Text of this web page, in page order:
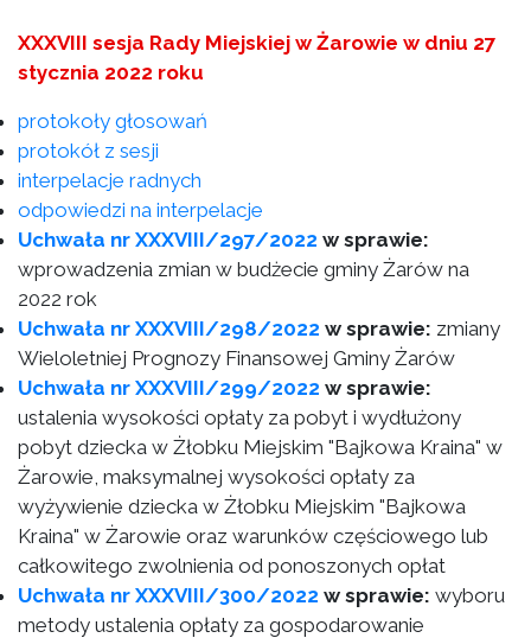
XXXVIII sesja Rady Miejskiej w Żarowie w dniu 27
stycznia 2022 roku
protokoły głosowań
protokół z sesji
interpelacje radnych
odpowiedzi na interpelacje
Uchwała nr XXXVIII/297/2022 w sprawie:
wprowadzenia zmian w budżecie gminy Żarów na
2022 rok
Uchwała nr XXXVIII/298/2022 w sprawie: zmiany
Wieloletniej Prognozy Finansowej Gminy Żarów
Uchwała nr XXXVIII/299/2022 w sprawie:
ustalenia wysokości opłaty za pobyt i wydłużony
pobyt dziecka w Żłobku Miejskim "Bajkowa Kraina" w
Żarowie, maksymalnej wysokości opłaty za
wyżywienie dziecka w Żłobku Miejskim "Bajkowa
Kraina" w Żarowie oraz warunków częściowego lub
całkowitego zwolnienia od ponoszonych opłat
Uchwała nr XXXVIII/300/2022 w sprawie: wyboru
metody ustalenia opłaty za gospodarowanie